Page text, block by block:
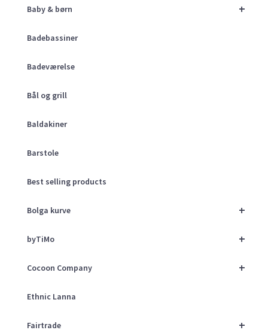
+
Baby & børn
Badebassiner
Badeværelse
Bål og grill
Baldakiner
Barstole
Best selling products
+
Bolga kurve
+
byTiMo
+
Cocoon Company
Ethnic Lanna
+
Fairtrade